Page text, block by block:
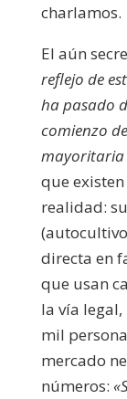
charlamos.
El aún
reflejo de
ha pasado
comienzo
que
realidad:
directa en
que usan
la vía
mil
mercado
números: